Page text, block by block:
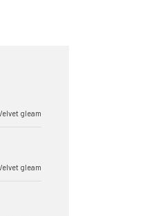
gleam
gleam